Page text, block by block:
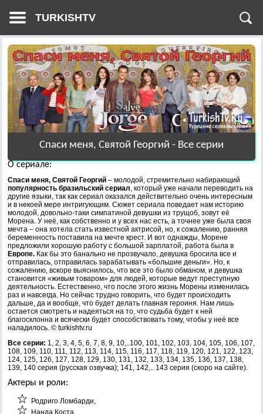
TURKISHTV
Спаси меня, Святой Георгий - Все серии
О сериале:
Спаси меня, Святой Георгий – молодой, стремительно набирающий
популярность бразильский сериал, который уже начали переводить на
другие языки, так как сериал оказался действительно очень интересным
и в некоей мере интригующим. Сюжет сериала поведает нам историю
молодой, довольно-таки симпатиной девушки из трущоб, зовут её
Морена. У неё, как собственно и у всех нас есть, а точнее уже была своя
мечта – она хотела стать известной актрисой, но, к сожалению, ранняя
беременность поставила на мечте крест. И вот однажды, Морене
предложили хорошую работу с большой зарплатой, работа была в
Европе. Как бы это банально не прозвучало, девушка бросила все и
отправилась, отправилась зарабатывать «большие деньги». Но, к
сожалению, вскоре выяснилось, что все это было обманом, и девушка
становится «живым товаром» для людей, которые ведут преступную
деятельность. Естественно, что после этого жизнь Морены изменилась
раз и навсегда. Но сейчас трудно говорить, что будет происходить
дальше, да и вообще, что будет делать главная героиня. Нам лишь
остается смотреть и надеяться на то, что судьба будет к ней
благосклонна и всячески будет способствовать тому, чтобы у неё все
наладилось. © turkishtv.ru
Все серии: 1, 2, 3, 4, 5, 6, 7, 8, 9, 10,..100, 101, 102, 103, 104, 105, 106, 107,
108, 109, 110, 111, 112, 113, 114, 115, 116, 117, 118, 119, 120, 121, 122, 123,
124, 125, 126, 127, 128, 129, 130, 131, 132, 133, 134, 135, 136, 137, 138,
139, 140 серия (русская озвучка); 141, 142,.. 143 серия (скоро на сайте).
Актеры и роли:
Родриго Ломбарди,
Нанда Коста,